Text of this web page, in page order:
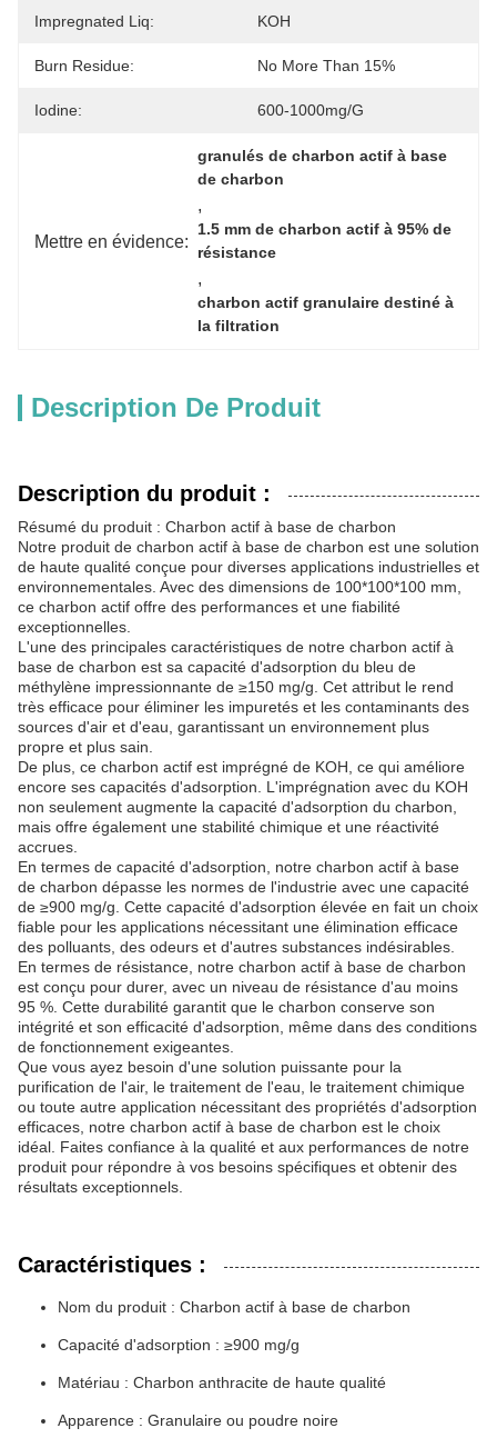
Impregnated Liq: KOH
Burn Residue: No More Than 15%
Iodine: 600-1000mg/g
Mettre en évidence:
granulés de charbon actif à base
de charbon
,
1.5 mm de charbon actif à 95% de
résistance
,
charbon actif granulaire destiné à
la filtration
Description De Produit
Description du produit :
Résumé du produit : Charbon actif à base de charbon
Notre produit de charbon actif à base de charbon est une solution
de haute qualité conçue pour diverses applications industrielles et
environnementales. Avec des dimensions de 100*100*100 mm,
ce charbon actif offre des performances et une fiabilité
exceptionnelles.
L'une des principales caractéristiques de notre charbon actif à
base de charbon est sa capacité d'adsorption du bleu de
méthylène impressionnante de ≥150 mg/g. Cet attribut le rend
très efficace pour éliminer les impuretés et les contaminants des
sources d'air et d'eau, garantissant un environnement plus
propre et plus sain.
De plus, ce charbon actif est imprégné de KOH, ce qui améliore
encore ses capacités d'adsorption. L'imprégnation avec du KOH
non seulement augmente la capacité d'adsorption du charbon,
mais offre également une stabilité chimique et une réactivité
accrues.
En termes de capacité d'adsorption, notre charbon actif à base
de charbon dépasse les normes de l'industrie avec une capacité
de ≥900 mg/g. Cette capacité d'adsorption élevée en fait un choix
fiable pour les applications nécessitant une élimination efficace
des polluants, des odeurs et d'autres substances indésirables.
En termes de résistance, notre charbon actif à base de charbon
est conçu pour durer, avec un niveau de résistance d'au moins
95 %. Cette durabilité garantit que le charbon conserve son
intégrité et son efficacité d'adsorption, même dans des conditions
de fonctionnement exigeantes.
Que vous ayez besoin d'une solution puissante pour la
purification de l'air, le traitement de l'eau, le traitement chimique
ou toute autre application nécessitant des propriétés d'adsorption
efficaces, notre charbon actif à base de charbon est le choix
idéal. Faites confiance à la qualité et aux performances de notre
produit pour répondre à vos besoins spécifiques et obtenir des
résultats exceptionnels.
Caractéristiques :
Nom du produit : Charbon actif à base de charbon
Capacité d'adsorption : ≥900 mg/g
Matériau : Charbon anthracite de haute qualité
Apparence : Granulaire ou poudre noire